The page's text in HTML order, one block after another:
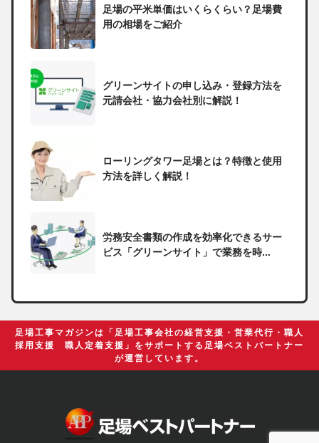
足場の平米単価はいくらくらい？足場費
用の相場をご紹介
グリーンサイトの申し込み・登録方法を
元請会社・協力会社別に解説！
ローリングタワー足場とは？特徴と使用
方法を詳しく解説！
労務安全書類の作成を効率化できるサー
ビス「グリーンサイト」で業務を時...
届いたらどうしたらいい？
足場工事マガジンは「足場工事会社の経営支援・営業代行・職人
採用支援 職人定着支援」をサポートする足場ベストパートナー
が運営しています。